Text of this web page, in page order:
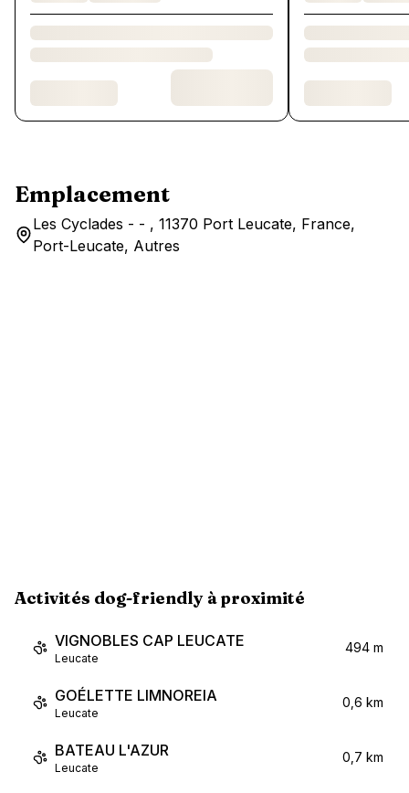
Emplacement
Les Cyclades - - , 11370 Port Leucate, France,
Port-Leucate, Autres
Activités dog-friendly à proximité
VIGNOBLES CAP LEUCATE
Leucate
494 m
GOÉLETTE LIMNOREIA
Leucate
0,6 km
BATEAU L'AZUR
Leucate
0,7 km